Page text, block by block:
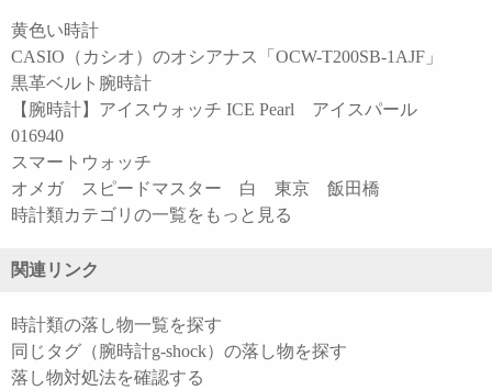
黄色い時計
CASIO（カシオ）のオシアナス「OCW-T200SB-1AJF」
黒革ベルト腕時計
【腕時計】アイスウォッチ ICE Pearl アイスパール
016940
スマートウォッチ
オメガ スピードマスター 白 東京 飯田橋
時計類カテゴリの一覧をもっと見る
関連リンク
時計類の落し物一覧を探す
同じタグ（腕時計g-shock）の落し物を探す
落し物対処法を確認する